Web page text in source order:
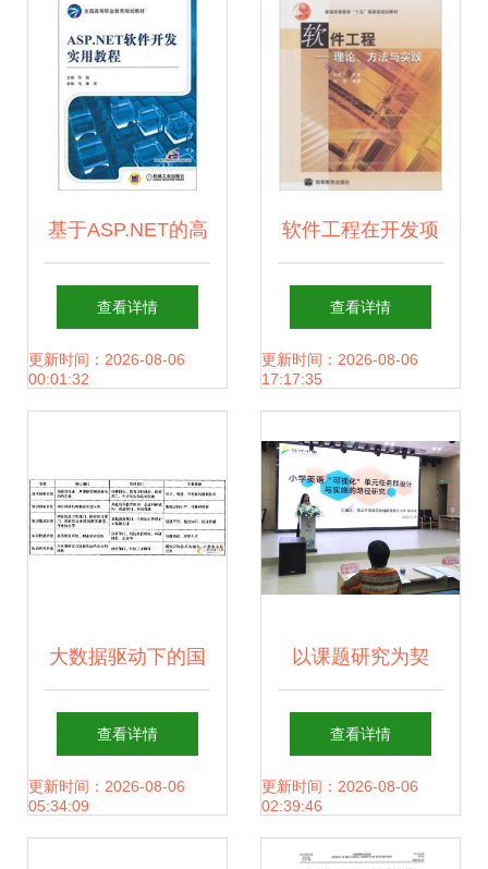
基于ASP.NET的高
等职业教育软件研
究与开发实践——
开发实用教程》配
套教育软件为例
查看详情
更新时间：2026-08-06
00:01:32
软件工程在开发项
目管理中的实践应
用 以教育软件研究
查看详情
更新时间：2026-08-06
17:17:35
大数据驱动下的国
家创新系统重塑 从
技术赋能到生态重
查看详情
更新时间：2026-08-06
05:34:09
以课题研究为契
机，专业引领促发
展——佛山市2021
年度教育信息化应
查看详情
更新时间：2026-08-06
02:39:46